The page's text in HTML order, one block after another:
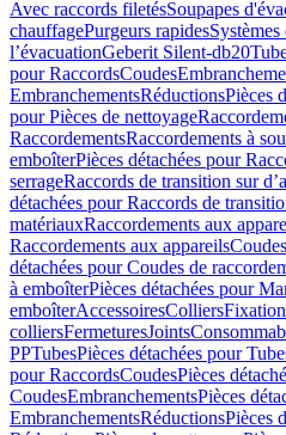
Avec raccords filetésSoupapes
chauffagePurgeurs rapides
l’évacuationGeberit Silent-db20
pour RaccordsCoudes
EmbranchementsRéductionsPièces
pour Pièces de nettoyage
RaccordementsRaccordements à
emboîterPièces détachées pour
serrageRaccords de transition sur
détachées pour Raccords de
matériauxRaccordements aux
Raccordements aux appareils
détachées pour Coudes de
à emboîterPièces détachées pour
emboîterAccessoiresColliers
colliersFermeturesJoints
PPTubesPièces détachées pour
pour RaccordsCoudesPièces
CoudesEmbranchementsPièces
EmbranchementsRéductionsPièces